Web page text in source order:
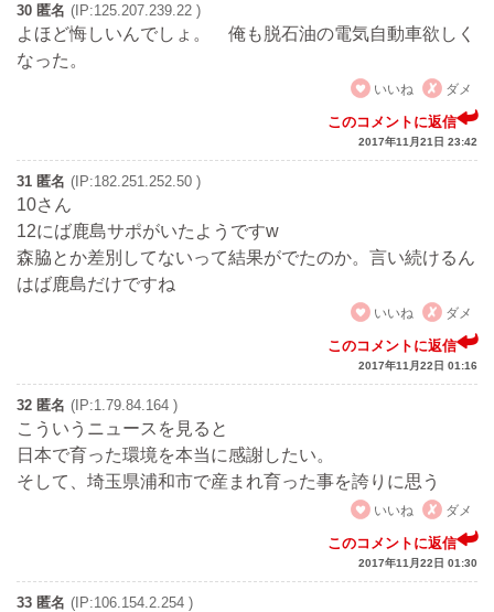
30 匿名 (IP:125.207.239.22 )
よほど悔しいんでしょ。 俺も脱石油の電気自動車欲しく
なった。
いいね
ダメ
このコメントに返信
2017年11月21日 23:42
31 匿名 (IP:182.251.252.50 )
10さん
12にば鹿島サポがいたようですw
森脇とか差別してないって結果がでたのか。言い続けるん
はば鹿島だけですね
いいね
ダメ
このコメントに返信
2017年11月22日 01:16
32 匿名 (IP:1.79.84.164 )
こういうニュースを見ると
日本で育った環境を本当に感謝したい。
そして、埼玉県浦和市で産まれ育った事を誇りに思う
いいね
ダメ
このコメントに返信
2017年11月22日 01:30
33 匿名 (IP:106.154.2.254 )